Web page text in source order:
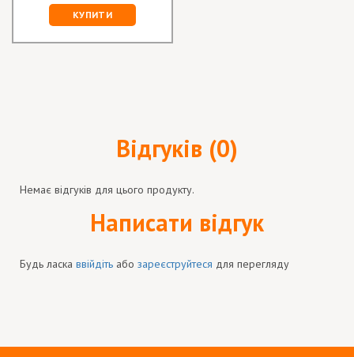
КУПИТИ
Відгуків (0)
Немає відгуків для цього продукту.
Написати відгук
Будь ласка ввійдіть або зареєструйтеся для перегляду